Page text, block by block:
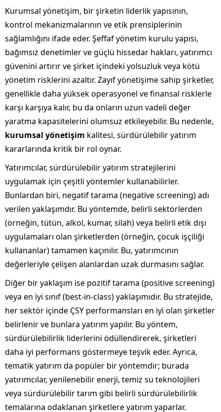
Kurumsal yönetişim, bir şirketin liderlik yapısının,
kontrol mekanizmalarının ve etik prensiplerinin
sağlamlığını ifade eder. Şeffaf yönetim kurulu yapısı,
bağımsız denetimler ve güçlü hissedar hakları, yatırımcı
güvenini artırır ve şirket içindeki yolsuzluk veya kötü
yönetim risklerini azaltır. Zayıf yönetişime sahip şirketler,
genellikle daha yüksek operasyonel ve finansal risklerle
karşı karşıya kalır, bu da onların uzun vadeli değer
yaratma kapasitelerini olumsuz etkileyebilir. Bu nedenle,
kurumsal yönetişim kalitesi, sürdürülebilir yatırım
kararlarında kritik bir rol oynar.
Yatırımcılar, sürdürülebilir yatırım stratejilerini
uygulamak için çeşitli yöntemler kullanabilirler.
Bunlardan biri, negatif tarama (negative screening) adı
verilen yaklaşımdır. Bu yöntemde, belirli sektörlerden
(örneğin, tütün, alkol, kumar, silah) veya belirli etik dışı
uygulamaları olan şirketlerden (örneğin, çocuk işçiliği
kullananlar) tamamen kaçınılır. Bu, yatırımcının
değerleriyle çelişen alanlardan uzak durmasını sağlar.
Diğer bir yaklaşım ise pozitif tarama (positive screening)
veya en iyi sınıf (best-in-class) yaklaşımıdır. Bu stratejide,
her sektör içinde ÇSY performansları en iyi olan şirketler
belirlenir ve bunlara yatırım yapılır. Bu yöntem,
sürdürülebilirlik liderlerini ödüllendirerek, şirketleri
daha iyi performans göstermeye teşvik eder. Ayrıca,
tematik yatırım da popüler bir yöntemdir; burada
yatırımcılar, yenilenebilir enerji, temiz su teknolojileri
veya sürdürülebilir tarım gibi belirli sürdürülebilirlik
temalarına odaklanan şirketlere yatırım yaparlar.